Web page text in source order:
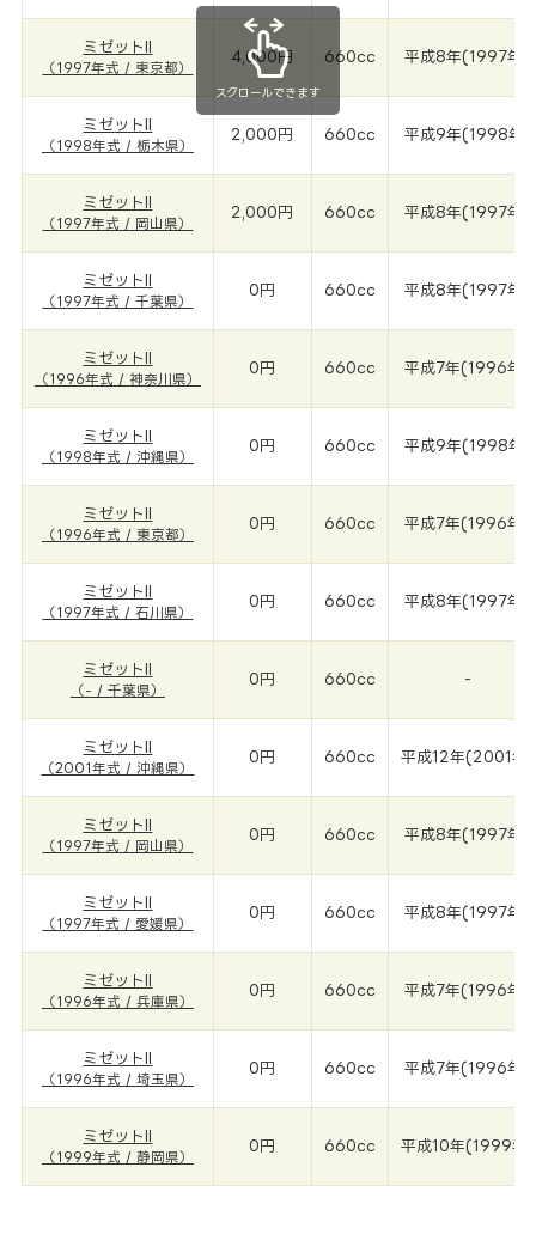
ミゼットII
（1997年式 / 東京都）
4,000円 660cc 平成8年(1997年)
ミゼットII
（1998年式 / 栃木県）
2,000円 660cc 平成9年(1998年)
ミゼットII
（1997年式 / 岡山県）
2,000円 660cc 平成8年(1997年)
ミゼットII
（1997年式 / 千葉県）
0円 660cc 平成8年(1997年)
ミゼットII
（1996年式 / 神奈川県）
0円 660cc 平成7年(1996年)
ミゼットII
（1998年式 / 沖縄県）
0円 660cc 平成9年(1998年)
ミゼットII
（1996年式 / 東京都）
0円 660cc 平成7年(1996年)
ミゼットII
（1997年式 / 石川県）
0円 660cc 平成8年(1997年)
ミゼットII
（- / 千葉県）
0円 660cc -
ミゼットII
（2001年式 / 沖縄県）
0円 660cc 平成12年(2001年)
ミゼットII
（1997年式 / 岡山県）
0円 660cc 平成8年(1997年)
ミゼットII
（1997年式 / 愛媛県）
0円 660cc 平成8年(1997年)
ミゼットII
（1996年式 / 兵庫県）
0円 660cc 平成7年(1996年)
ミゼットII
（1996年式 / 埼玉県）
0円 660cc 平成7年(1996年)
ミゼットII
（1999年式 / 静岡県）
0円 660cc 平成10年(1999年)
スクロールできます